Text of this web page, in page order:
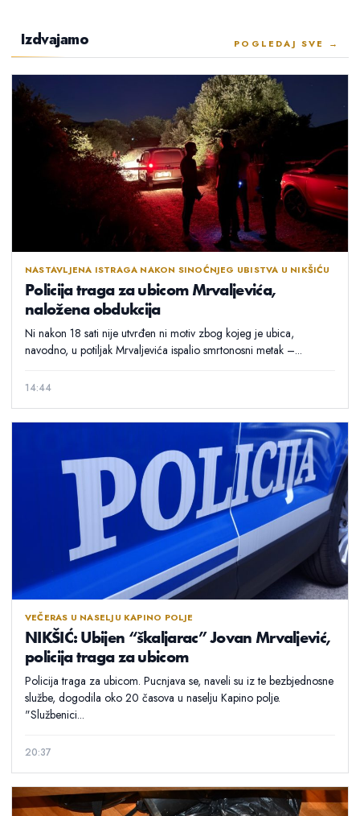
Izdvajamo POGLEDAJ SVE →
NASTAVLJENA ISTRAGA NAKON SINOĆNJEG UBISTVA U NIKŠIĆU
Policija traga za ubicom Mrvaljevića,
naložena obdukcija
Ni nakon 18 sati nije utvrđen ni motiv zbog kojeg je ubica,
navodno, u potiljak Mrvaljevića ispalio smrtonosni metak –...
14:44
VEČERAS U NASELJU KAPINO POLJE
NIKŠIĆ: Ubijen “škaljarac” Jovan Mrvaljević,
policija traga za ubicom
Policija traga za ubicom. Pucnjava se, naveli su iz te bezbjednosne
službe, dogodila oko 20 časova u naselju Kapino polje.
"Službenici...
20:37